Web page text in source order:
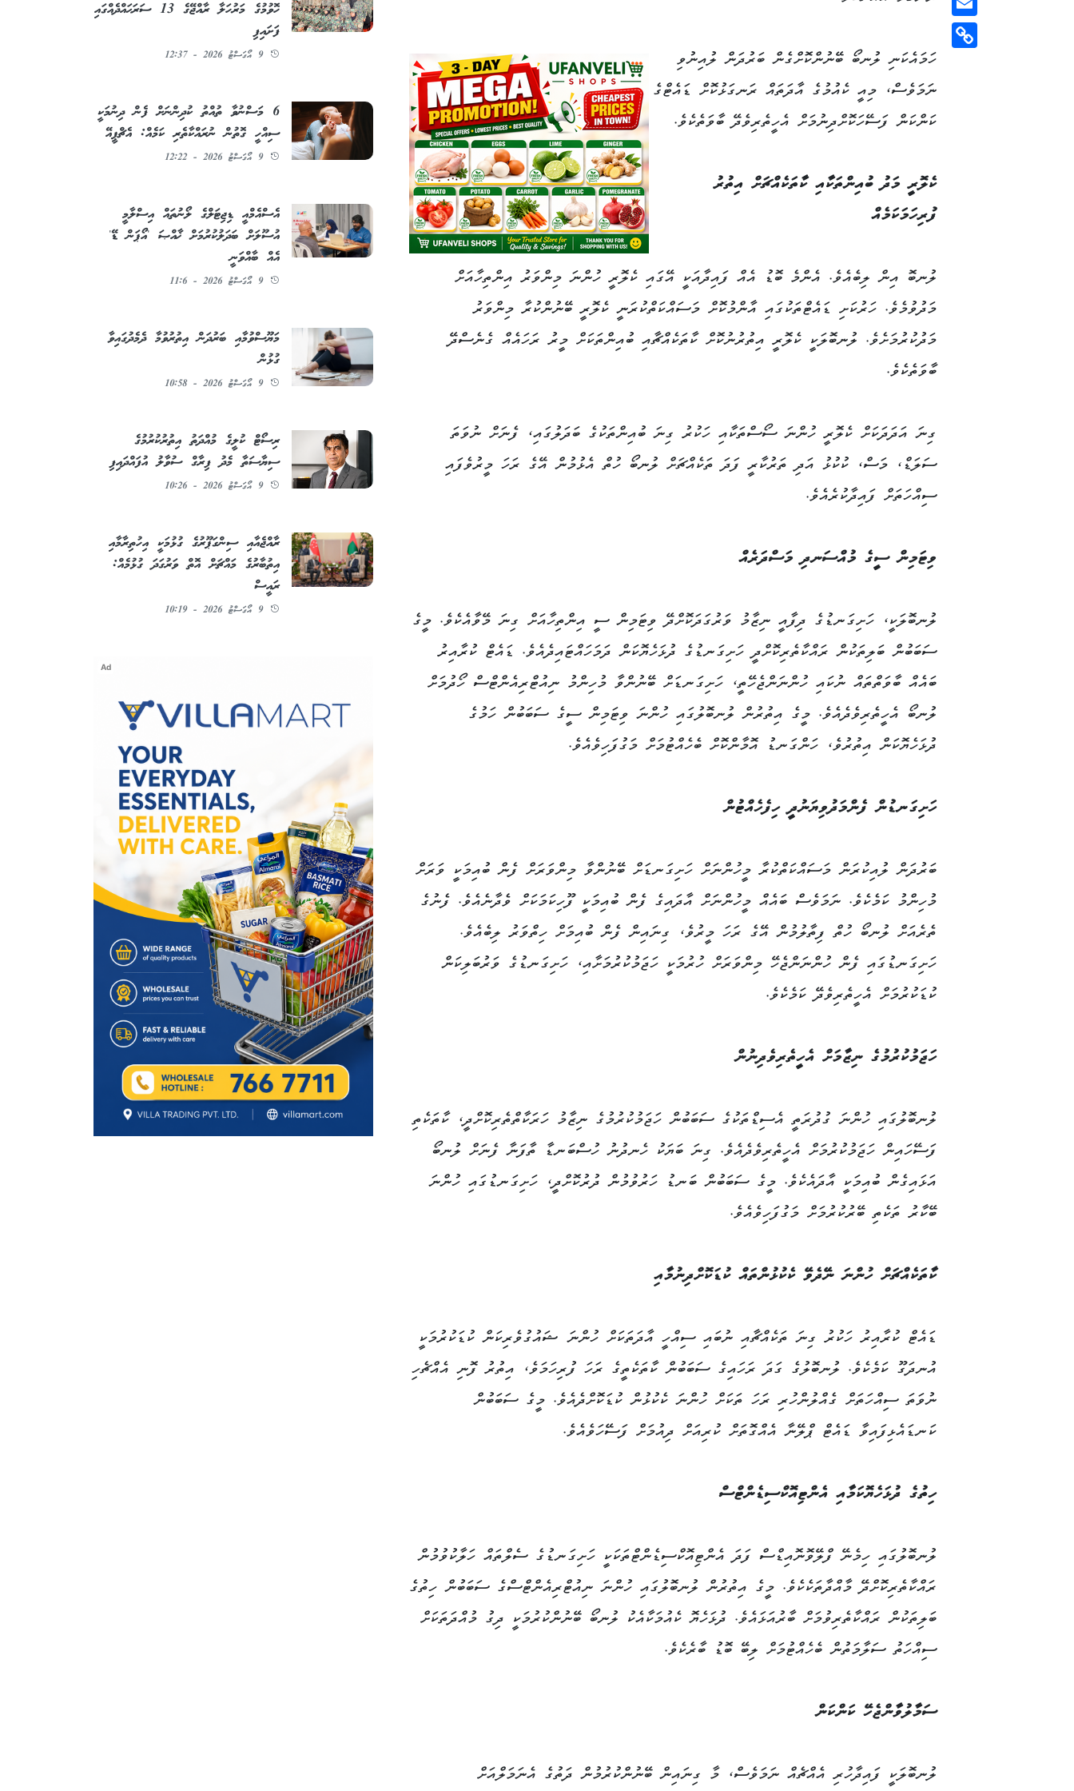
Copy
Link
ހަމައެކަނި ލުނބޯ ބޭނުންކޮށްގެން ބަރުދަން ލުއިނުވި
ނަމަވެސް، މިއީ ކެއުމުގެ އާދަތައް ރަނގަޅުކޮށް ޑައެޓްގެ
ކަންކަން ފަސޭހަކޮށްދިނުމަށް އެހީތެރިވެދޭ ބާވަތެކެވެ.
ކެލޮރީ މަދު ބުއިންތަކާއި ކާތަކެއްޗަށް އިތުރު
ފުރިހަމަކަމެއް
ލުނބޮ އިން ލިބެއެވެ. އެންމެ ބޮޑު އެއް ފައިދާއަކީ އޭގައި ކެލޮރީ ހުންނަ މިންވަރު އިންތިހާއަށް
މަދުވުމެވެ. ހަރުކަށި ޑައެޓްތަކުގައި އާންމުކޮށް މަސައްކަތްކުރަނީ ކެލޮރީ ބޭނުންކުރާ މިންވަރު
މަދުކުރުމަށެވެ. ލުނބޮލަކީ ކެލޮރީ އިތުރުނުކޮށް ކާތަކެއްޗާއި ބުއިންތަކަށް މީރު ރަހައެއް ގެނެސްދޭ
ބާވަތެކެވެ.
ގިނަ އަދަދަކަށް ކެލޮރީ ހުންނަ ސޯސްތަކާއި ހަކުރު ގިނަ ބުއިންތަކުގެ ބަދަލުގައި، ފެނަށް ނުވަތަ
ސަލަޑް، މަސް، ކުކުޅު އަދި ތަރުކާރީ ފަދަ ތަކެއްޗަށް ލުނބޯ ހުތް އެޅުމުން އޭގެ ރަހަ މީރުވެފައި
ސިއްހަތަށް ފައިދާކުރެއެވެ.
ވިޓަމިން ސީގެ މުއްސަނދި މަސްދަރެއް
ލުނބޮލަކީ، ހަށިގަނޑުގެ ދިފާއީ ނިޒާމު ވަރުގަދަކޮށްދޭ ވިޓަމިން ސީ އިންތިހާއަށް ގިނަ މޭވާއެކެވެ. މީގެ
ސަބަބުން ބަލިތަކުން ރައްކާތެރިކޮށްދީ ހަށިގަނޑުގެ ދުޅަހެޔޮކަން ދަމަހައްޓައިދެއެވެ. ޑައެޓް ކުރާއިރު
ބައެއް ބާވަތްތައް ނުކައި ހުންނަންޖެހޭތީ، ހަށިގަނޑަށް ބޭނުންވާ މުހިންމު ނިއުޓްރިއެންޓްސް ހޯދުމަށް
ލުނބޯ އެހީތެރިވެދެއެވެ. މީގެ އިތުރުން ލުނބޮލުގައި ހުންނަ ވިޓަމިން ސީގެ ސަބަބުން ހަމުގެ
ދުޅަހެޔޮކަން އިތުރުވެ، ހަންގަނޑު އޮމާންކޮށް ބެހެއްޓުމަށް މަގުފަހިވެއެވެ.
ހަށިގަނޑުން ފެންމަދުވިޔަނުދީ ހިފެހެއްޓުން
ބަރުދަން ލުއިކުރަން މަސައްކަތްކުރާ މީހުންނަށް ހަށިގަނޑަށް ބޭނުންވާ މިންވަރަށް ފެން ބުއިމަކީ ވަރަށް
މުހިންމު ކަމެކެވެ. ނަމަވެސް ބައެއް މީހުންނަށް އާދައިގެ ފެން ބުއިމަކީ ފޫހިކަމަކަށް ވެދާނެއެވެ. ފެނުގެ
ތެރެއަށް ލުނބޯ ހުތް ފިތާލުމުން އޭގެ ރަހަ މީރުވެ، ގިނައިން ފެން ބުއިމަށް ހިތްވަރު ލިބެއެވެ.
ހަށިގަނޑުގައި ފެން ހުންނަންޖެހޭ މިންވަރަށް ހުރުމަކީ ހަޖަމުކުރުމަށާއި، ހަށިގަނޑުގެ ވަރުބަލިކަން
ކުޑަކުރުމަށް އެހީތެރިވެދޭ ކަމެކެވެ.
ހަޖަމުކުރުމުގެ ނިޒާމަށް އެހީތެރިވެދިނުން
ލުނބޮލުގައި ހުންނަ ގުދުރަތީ އެސިޑްތަކުގެ ސަބަބުން ހަޖަމުކުރުމުގެ ނިޒާމު ހަރަކާތްތެރިކޮށްދީ، ކާތަކެތި
ފަސޭހައިން ހަޖަމުކުރުމަށް އެހީތެރިވެދެއެވެ. ގިނަ ބަޔަކު ހެނދުނު ހުސްބަނޑާ ތާފަނާ ފެނަށް ލުނބޯ
އަޅައިގެން ބުއިމަކީ އާދައެކެވެ. މީގެ ސަބަބުން ބަނޑު ހަރުވުމުން ދުރުކޮށްދީ، ހަށިގަނޑުގައި ހުންނަ
ބޭކާރު ތަކެތި ބޭރުކުރުމަށް މަގުފަހިވެއެވެ.
ކާތަކެއްޗަށް ހުންނަ ނޭދެވޭ ކެކުޅުންތައް ކުޑަކޮށްދިނުމާއި
ޑައެޓް ކުރާއިރު ހަކުރު ގިނަ ތަކެއްޗާއި ނުބައި ސިއްހީ އާދަތަކަށް ހުންނަ ޝައުގުވެރިކަން ކުޑަކުރުމަކީ
އުނދަގޫ ކަމެކެވެ. ލުނބޮލުގެ ގަދަ ރަހައިގެ ސަބަބުން ކާތަކެތީގެ ރަހަ ފުރިހަމަވެ، އިތުރު ފޮނި އެއްޗެހި
ނުވަތަ ސިއްހަތަށް ގެއްލުންހުރި ރަހަ ތަކަށް ހުންނަ ކެކުޅުން ކުޑަކޮށްދެއެވެ. މީގެ ސަބަބުން
ކަނޑައެޅިފައިވާ ޑައެޓް ޕްލޭނާ އެއްގޮތަށް ކުރިއަށް ދިއުމަށް ފަސޭހަވެއެވެ.
ހިތުގެ ދުޅަހެޔޮކަމާއި އެންޓިއޮކްސިޑެންޓްސް
ލުނބޮލުގައި ހިމެނޭ ފްލޭވޮނޮއިޑްސް ފަދަ އެންޓިއޮކްސިޑެންޓްތަކަކީ ހަށިގަނޑުގެ ސެލްތައް ހަލާކުވުމުން
ރައްކާތެރިކޮށްދޭ މާއްދާތަކެކެވެ. މީގެ އިތުރުން ލުނބޮލުގައި ހުންނަ ނިއުޓްރިއެންޓްސްގެ ސަބަބުން ހިތުގެ
ބަލިތަކުން ރައްކާތެރިވުމަށް ބާރުއަޅައެވެ. ދުޅަހެޔޮ ކެއުމަކާއެކު ލުނބޯ ބޭނުންކުރުމަކީ ދިގު މުއްދަތަކަށް
ސިއްހަތު ސަލާމަތުން ބެހެއްޓުމަށް ލިބޭ ބޮޑު ބާރެކެވެ.
ސަމާލުވާންޖެހޭ ކަންކަން
ލުނބޮލަކީ ފައިދާހުރި އެއްޗެއް ނަމަވެސް، މާ ގިނައިން ބޭނުންކުރުމުން ދަތުގެ އެނަމަލްއަށް
ހޮވުމުގެ މަރުހަލާ ރާއްޖޭގެ 13 ސަރަޙައްދެއްގައި
ފަށައިފި
9 އޯގަސްޓު 2026 - 12:37
6 މަސްނުވާ ތުއްތު ކުދިންނަށް ފެން ދިނުމަކީ
ސިއްހީ ގޮތުން ނުރައްކާތެރި ކަމެއް: އެޗްޕީއޭ
9 އޯގަސްޓު 2026 - 12:22
އެސްއެމްއީ ޑިޖިޓަލްގެ ލޯނުތައް އިސްލާމީ
އުސޫލަށް ބަދަލުކުރުމަށް ޚާއްޞަ 'އޯޕަން ޑޭ'
އެއް ބާއްވަނީ
9 އޯގަސްޓު 2026 - 11:6
މަޔޫސްވުމާއި ބަރުދަން އިތުރުވުމާ ދެމެދުގައިވާ
ގުޅުން
9 އޯގަސްޓު 2026 - 10:58
ރިސޯޓް ކުލީގެ މުއްދަތު އިތުރުކުރުމުގެ
ސިޔާސަތާ މެދު ފިރާގް ސުވާލު އުފައްދައިފި
9 އޯގަސްޓު 2026 - 10:26
ރާއްޖެއާއި ސިންގަޕޫރުގެ ގުޅުމަކީ އިހުތިރާމާއި
އިތުބާރުގެ މައްޗަށް އޮތް ވަރުގަދަ ގުޅުމެއް:
ރައީސް
9 އޯގަސްޓު 2026 - 10:19
Ad